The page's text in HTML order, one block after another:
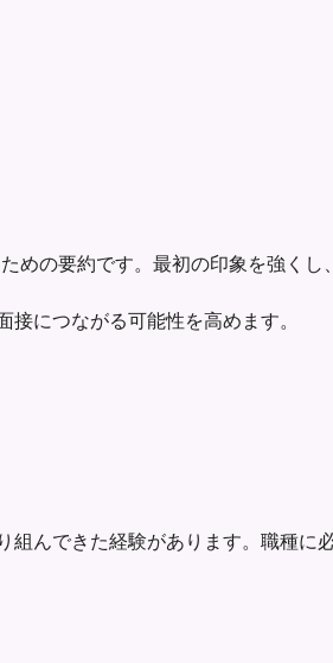
の要約です。最初の印象を強くし
接につながる可能性を高めます。
んできた経験があります。職種